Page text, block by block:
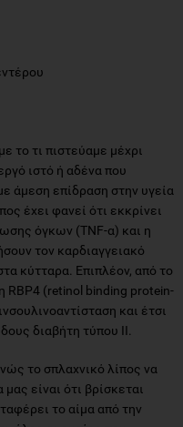
το τι πιστεύαμε μέχρι
ιστό ή αδένα που
άμεση επίδραση στην υγεία
έχει φανεί ότι εκκρίνει
όγκων (TNF-α) και η
τον καρδιαγγειακό
κύτταρα. Επιπλέον, από το
RBP4 (retinol binding protein-
και έτσι
διαβήτη τύπου ΙΙ.
το σπλαχνικό λίπος να
είναι ότι βρίσκεται
το αίμα από την